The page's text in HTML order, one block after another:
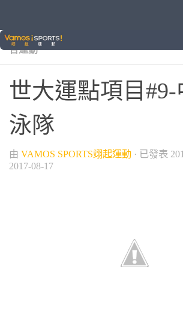
2017臺北世大運
合運動
世大運點項目
泳隊
由 VAMOS SPORTS翊起運動 · 已發表
2017-08-17